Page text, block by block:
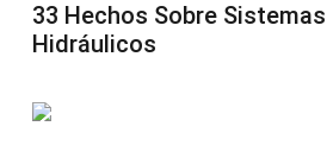
33 Hechos Sobre Sistemas
Hidráulicos